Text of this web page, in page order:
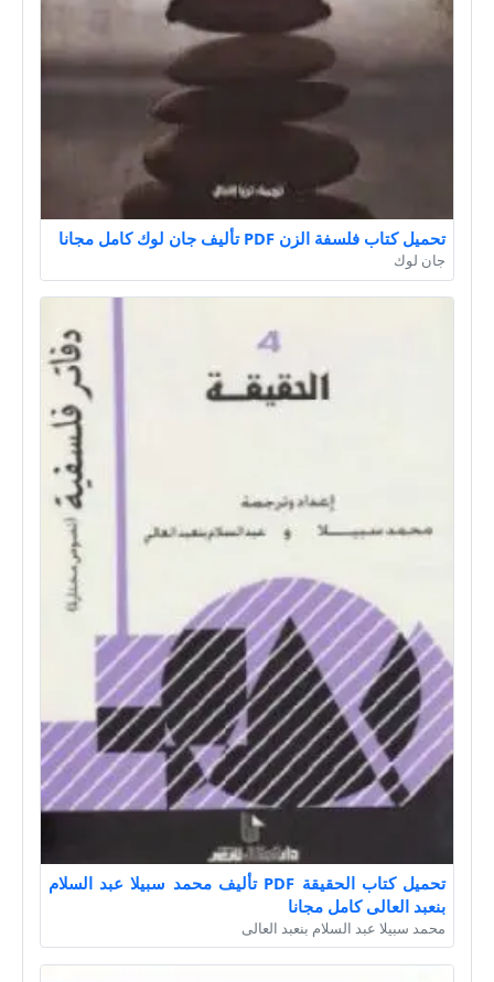
تحميل كتاب فلسفة الزن PDF تأليف جان لوك كامل مجانا
جان لوك
تحميل كتاب الحقيقة PDF تأليف محمد سبيلا عبد السلام
بنعبد العالى كامل مجانا
محمد سبيلا عبد السلام بنعبد العالى